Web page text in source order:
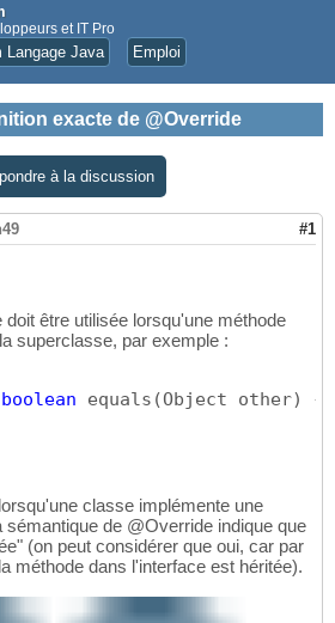
et IT Pro
Langage Java Emploi
exacte de @Override
à la discussion
#1
être utilisée lorsqu'une méthode
superclasse, par exemple :
boolean equals (Object other) {
classe implémente une
de @Override indique que
(on peut considérer que oui, car par
méthode dans l'interface est héritée).